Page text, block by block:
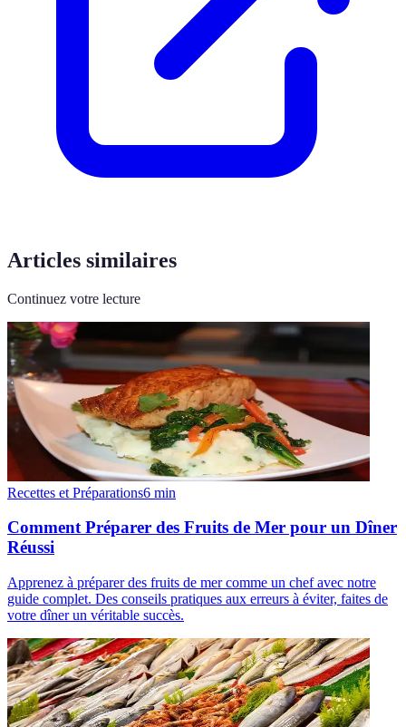
Articles similaires
Continuez votre lecture
Recettes et Préparations6 min
Comment Préparer des Fruits de Mer pour un Dîner
Réussi
Apprenez à préparer des fruits de mer comme un chef avec notre
guide complet. Des conseils pratiques aux erreurs à éviter, faites de
votre dîner un véritable succès.